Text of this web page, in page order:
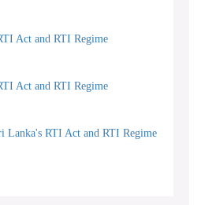
Act and RTI Regime
Act and RTI Regime
Lanka's RTI Act and RTI Regime